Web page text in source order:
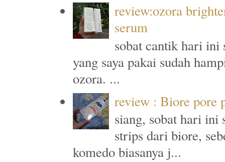
review:ozora
serum
sobat cantik hari ini
yang saya pakai sudah
ozora. ...
review : Biore pore
siang, sobat hari ini
strips dari biore,
komedo biasanya j...